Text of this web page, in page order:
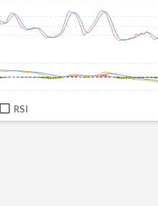
RSI